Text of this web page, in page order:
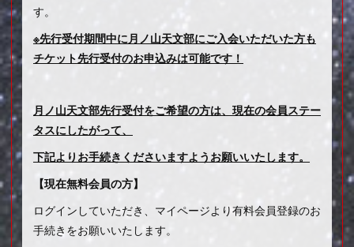
す。
※先行受付期間中に月ノ山天文部にご入会いただいた方も
チケット先行受付のお申込みは可能です！
月ノ山天文部先行受付をご希望の方は、現在の会員ステー
タスにしたがって、
下記よりお手続きくださいますようお願いいたします。
【現在無料会員の方】
ログインしていただき、マイページより有料会員登録のお
手続きをお願いいたします。